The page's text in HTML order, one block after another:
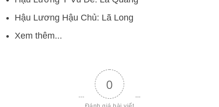
Hậu Lương Hậu Chủ: Lã Long
Xem thêm...
0